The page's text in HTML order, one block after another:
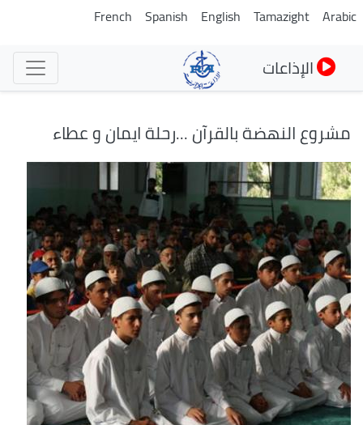
تجاوز
Arabic
Tamazight
English
Spanish
French
الإذاعات
مشروع النهضة بالقرآن ...رحلة ايمان و عطاء